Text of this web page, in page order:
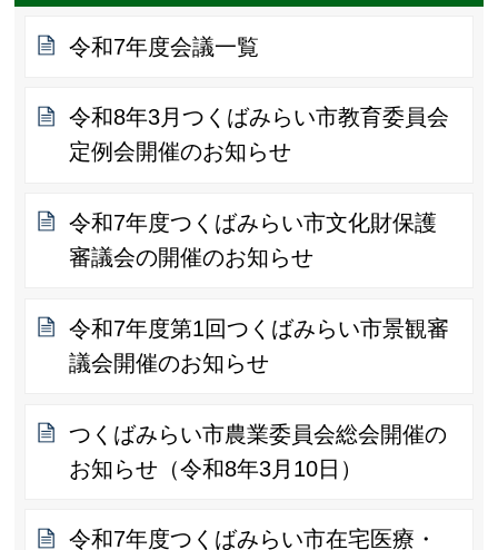
令和7年度会議一覧
令和8年3月つくばみらい市教育委員会
定例会開催のお知らせ
令和7年度つくばみらい市文化財保護
審議会の開催のお知らせ
令和7年度第1回つくばみらい市景観審
議会開催のお知らせ
つくばみらい市農業委員会総会開催の
お知らせ（令和8年3月10日）
令和7年度つくばみらい市在宅医療・